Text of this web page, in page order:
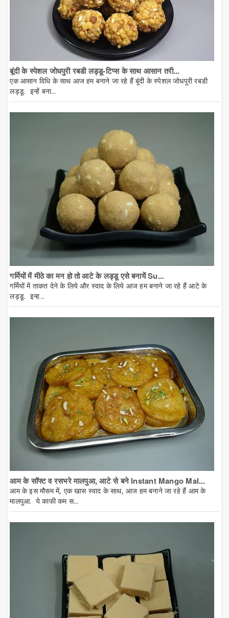
बूंदी के स्पेशल जोधपुरी रबडी लड्डू-टिप्स के साथ आसान तरी...
एक आसान विधि के साथ आज हम बनाने जा रहे हैं बूंदी के स्पेशल जोधपुरी रबडी
लड्डू. इन्हें बना...
गर्मियों में मीठे का मन हो तो आटे के लड्डू एसे बनायें Su...
गर्मियों में ताकत देने के लिये और स्वाद के लिये आज हम बनाने जा रहे हैं आटे के
लड्डू. इन्ह...
आम के सॉफ्ट व रसभरे मालपुआ, आटे से बने Instant Mango Mal...
आम के इस मौसम में, एक खास स्वाद के साथ, आज हम बनाने जा रहे हैं आम के
मालपुआ. ये काफी कम स...